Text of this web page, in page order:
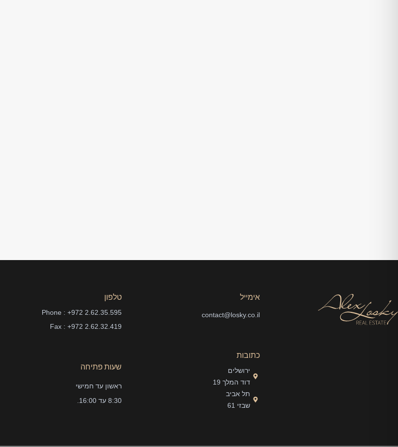
אימייל
contact@losky.co.il
כתובות
ירושלים
דוד המלך 19
תל אביב
שבזי 61
טלפון
Phone : +972 2.62.35.595
Fax : +972 2.62.32.419
שעות פתיחה
ראשון עד חמישי
8:30 עד 16:00.